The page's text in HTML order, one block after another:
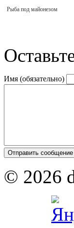
Рыба под майонезом
Имя (обязательно)
© 2026